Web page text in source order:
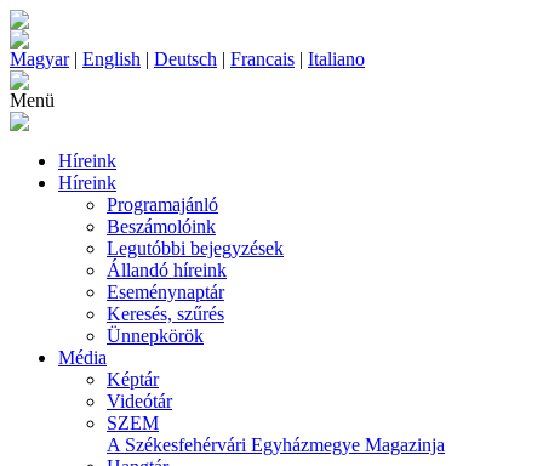
Magyar| English | Deutsch | Francais | Italiano
Menü
Híreink
Híreink
Programajánló
Beszámolóink
Legutóbbi bejegyzések
Állandó híreink
Eseménynaptár
Keresés, szűrés
Ünnepkörök
Média
Képtár
Videótár
SZEM
A Székesfehérvári Egyházmegye Magazinja